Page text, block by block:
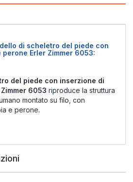
di scheletro del piede con
Erler Zimmer 6053:
del piede con inserzione di
6053 riproduce la struttura
montato su filo, con
e perone.